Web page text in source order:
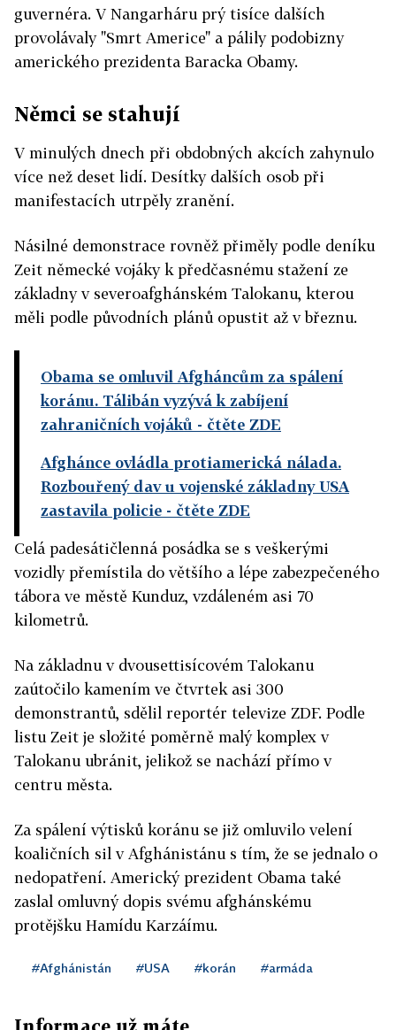
guvernéra. V Nangarháru prý tisíce dalších
provolávaly "Smrt Americe" a pálily podobizny
amerického prezidenta Baracka Obamy.
Němci se stahují
V minulých dnech při obdobných akcích zahynulo
více než deset lidí. Desítky dalších osob při
manifestacích utrpěly zranění.
Násilné demonstrace rovněž přiměly podle deníku
Zeit německé vojáky k předčasnému stažení ze
základny v severoafghánském Talokanu, kterou
měli podle původních plánů opustit až v březnu.
Obama se omluvil Afgháncům za spálení
koránu. Tálibán vyzývá k zabíjení
zahraničních vojáků - čtěte ZDE
Afghánce ovládla protiamerická nálada.
Rozbouřený dav u vojenské základny USA
zastavila policie - čtěte ZDE
Celá padesátičlenná posádka se s veškerými
vozidly přemístila do většího a lépe zabezpečeného
tábora ve městě Kunduz, vzdáleném asi 70
kilometrů.
Na základnu v dvousettisícovém Talokanu
zaútočilo kamením ve čtvrtek asi 300
demonstrantů, sdělil reportér televize ZDF. Podle
listu Zeit je složité poměrně malý komplex v
Talokanu ubránit, jelikož se nachází přímo v
centru města.
Za spálení výtisků koránu se již omluvilo velení
koaličních sil v Afghánistánu s tím, že se jednalo o
nedopatření. Americký prezident Obama také
zaslal omluvný dopis svému afghánskému
protějšku Hamídu Karzáímu.
#Afghánistán #USA #korán #armáda
Informace už máte